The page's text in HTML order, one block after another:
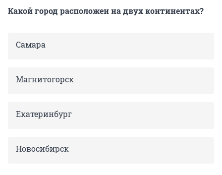
Какой город расположен на двух континентах?
Самара
Магнитогорск
Екатеринбург
Новосибирск